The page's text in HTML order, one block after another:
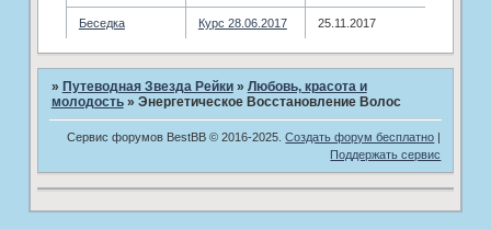
Беседка Курс 28.06.2017 25.11.2017
» Путеводная Звезда Рейки » Любовь, красота и
молодость » Энергетическое Восстановление Волос
Сервис форумов BestBB © 2016-2025.Создать форум бесплатно |
Поддержать сервис